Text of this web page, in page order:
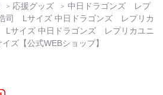
応援グッズ
中日ドラゴンズ レプ
司 Lサイズ 中日ドラゴンズ レプリカ
サイズ 中日ドラゴンズ レプリカユニ
【公式WEBショップ】